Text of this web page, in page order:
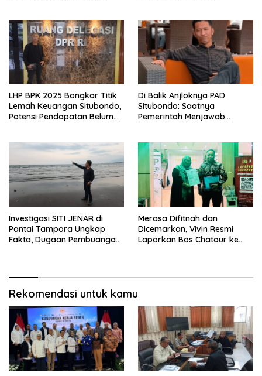
LHP BPK 2025 Bongkar Titik
Lemah Keuangan Situbondo,
Potensi Pendapatan Belum
Di Balik Anjloknya PAD
Situbondo: Saatnya
Pemerintah Menjawab
Investigasi SITI JENAR di
Pantai Tampora Ungkap
Fakta, Dugaan Pembuangan
Merasa Difitnah dan
Dicemarkan, Vivin Resmi
Laporkan Bos Chatour ke
Rekomendasi untuk kamu